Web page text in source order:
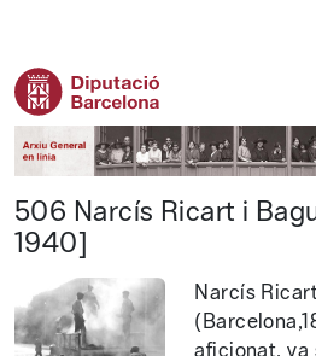
Diputació de
506 Narcís Ricart i
1940]
Narcís
aficionat,